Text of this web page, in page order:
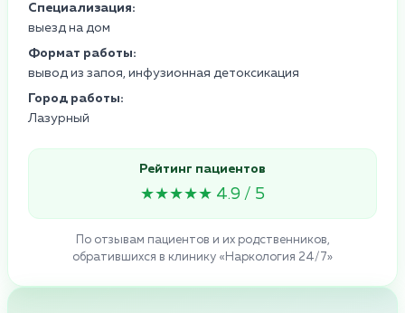
Специализация:
выезд на дом
Формат работы:
вывод из запоя, инфузионная детоксикация
Город работы:
Лазурный
Рейтинг пациентов
★★★★★ 4.9 / 5
По отзывам пациентов и их родственников,
обратившихся в клинику «Наркология 24/7»